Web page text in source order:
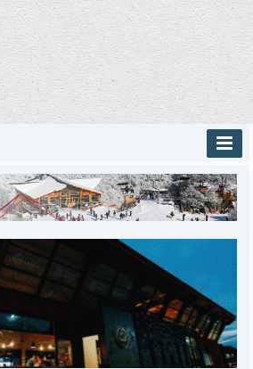
INICIO
PROVINCIALES
DEPORTES
POLICIALES
I-DIARIO
BÚSQUEDA